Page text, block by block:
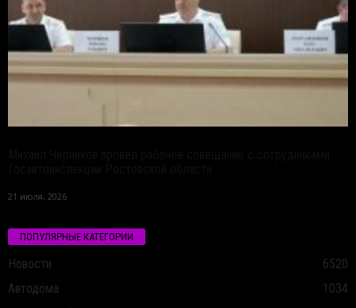
21 июля, 2026
ПОПУЛЯРНЫЕ КАТЕГОРИИ
Новости
6520
Автодома
1034